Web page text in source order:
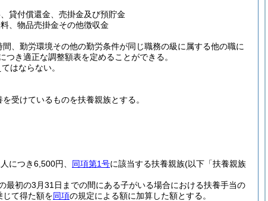
貸付償還金、売掛金及び預貯金
、物品売掛金その他徴収金
、勤労環境その他の勤労条件が同じ職務の級に属する他の職に
き適正な調整額表を定めることができる。
はならない。
受けているものを扶養親族とする。
につき6,500円、 同項第1号に該当する扶養親族(以下「扶養親族
初の3月31日までの間にある子がいる場合における扶養手当の
て得た額を同項の規定による額に加算した額とする。